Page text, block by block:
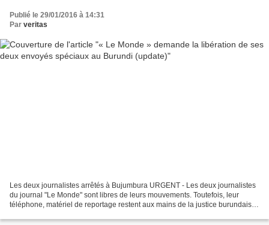
Publié le 29/01/2016 à 14:31
Par veritas
Les deux journalistes arrêtés à Bujumbura URGENT - Les deux journalistes
du journal "Le Monde" sont libres de leurs mouvements. Toutefois, leur
téléphone, matériel de reportage restent aux mains de la justice burundaise.